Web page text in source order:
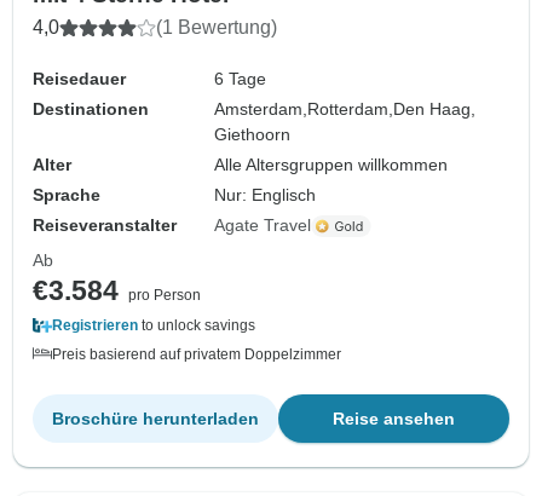
4,0 (1 Bewertung)
Reisedauer
6 Tage
Destinationen
Amsterdam,Rotterdam,Den Haag,
Giethoorn
Alter
Alle Altersgruppen willkommen
Sprache
Nur: Englisch
Reiseveranstalter
Agate Travel
Ab
€3.584 pro Person
Registrieren to unlock savings
Preis basierend auf privatem Doppelzimmer
Reise ansehen
Broschüre herunterladen